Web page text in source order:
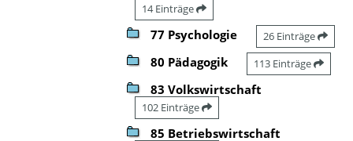
14 Einträge
77 Psychologie 26 Einträge
80 Pädagogik 113 Einträge
83 Volkswirtschaft
102 Einträge
85 Betriebswirtschaft